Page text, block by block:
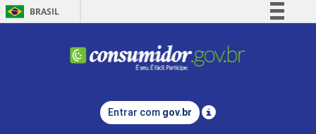
BRASIL
Comunica BR
Legislação
Entrar com gov.br